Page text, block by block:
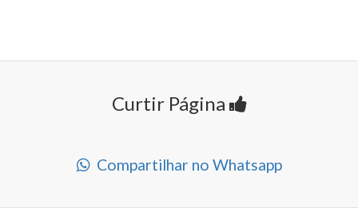
Curtir Página
Compartilhar no Whatsapp